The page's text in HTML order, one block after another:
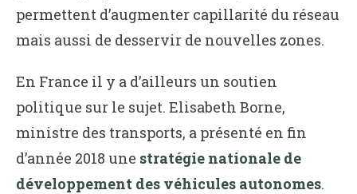
permettent d’augmenter capillarité du réseau
mais aussi de desservir de nouvelles zones.
En France il y a d’ailleurs un soutien
politique sur le sujet. Elisabeth Borne,
ministre des transports, a présenté en fin
d’année 2018 une stratégie nationale de
développement des véhicules autonomes.